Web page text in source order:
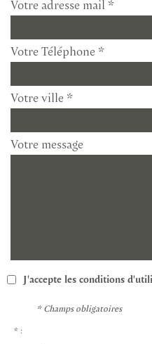
Votre adresse mail *
Votre Téléphone *
Votre ville *
Votre message
J'accepte les conditions
* Champs obligatoires
* :